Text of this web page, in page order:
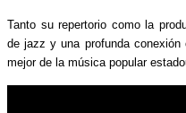
Tanto su repertorio como la
de jazz y una profunda
mejor de la música popular